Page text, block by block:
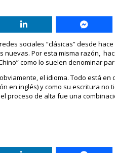
sociales “clásicas” desde
nuevas. Por esta misma razón,
como lo suelen denominar
el idioma. Todo está
en inglés) y como su escritura
proceso de alta fue una